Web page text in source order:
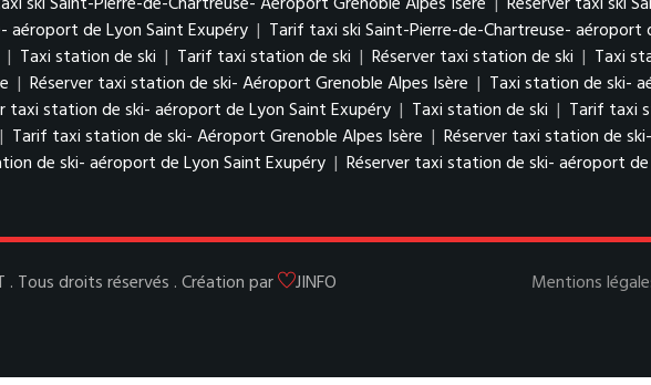
aéroport de Lyon Saint Exupéry | Tarif taxi ski Saint-Pierre-de-Chartreuse- aéroport
| Taxi station de ski | Tarif taxi station de ski | Réserver taxi station de ski | Taxi
| Réserver taxi station de ski- Aéroport Grenoble Alpes Isère | Taxi station de ski-
taxi station de ski- aéroport de Lyon Saint Exupéry | Taxi station de ski | Tarif taxi
| Tarif taxi station de ski- Aéroport Grenoble Alpes Isère | Réserver taxi station de
de ski- aéroport de Lyon Saint Exupéry | Réserver taxi station de ski- aéroport
. Tous droits réservés . Création par JINFO Mentions